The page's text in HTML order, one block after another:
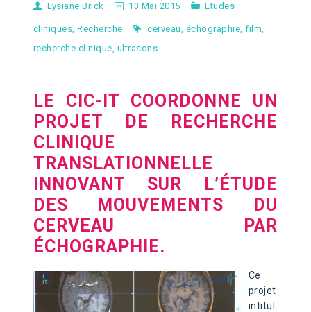
Lysiane Brick 13 Mai 2015 Etudes
cliniques,Recherche cerveau, échographie,film,
recherche clinique, ultrasons
LE CIC-IT COORDONNE UN
PROJET DE RECHERCHE
CLINIQUE
TRANSLATIONNELLE
INNOVANT SUR L’ÉTUDE
DES MOUVEMENTS DU
CERVEAU PAR
ÉCHOGRAPHIE.
Ce
projet
intitul